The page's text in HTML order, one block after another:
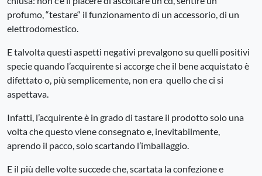
profumo, “testare“ il funzionamento di un accessorio, di un
elettrodomestico.
E talvolta questi aspetti negativi prevalgono su quelli positivi
specie quando l’acquirente si accorge che il bene acquistato è
difettato o, più semplicemente, non era quello che ci si
aspettava.
Infatti, l’acquirente è in grado di tastare il prodotto solo una
volta che questo viene consegnato e, inevitabilmente,
aprendo il pacco, solo scartando l’imballaggio.
E il più delle volte succede che, scartata la confezione e